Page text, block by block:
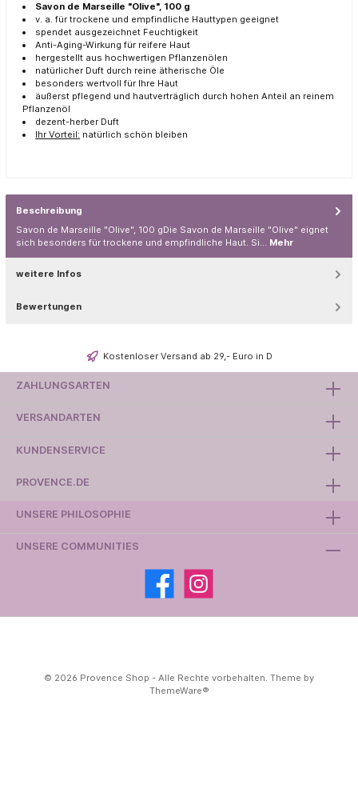
Savon de Marseille "Olive", 100 g
v. a. für trockene und empfindliche Hauttypen geeignet
spendet ausgezeichnet Feuchtigkeit
Anti-Aging-Wirkung für reifere Haut
hergestellt aus hochwertigen Pflanzenölen
natürlicher Duft durch reine ätherische Öle
besonders wertvoll für Ihre Haut
äußerst pflegend und hautverträglich durch hohen Anteil an reinem
Pflanzenöl
dezent-herber Duft
Ihr Vorteil: natürlich schön bleiben
Beschreibung
Savon de Marseille "Olive", 100 gDie Savon de Marseille "Olive" eignet
sich besonders für trockene und empfindliche Haut. Si… Mehr
weitere Infos
Bewertungen
Kostenloser Versand ab 29,- Euro in D
KUNDENSERVICE
PROVENCE.DE
ZAHLUNGSARTEN
VERSANDARTEN
UNSERE PHILOSOPHIE
UNSERE COMMUNITIES
© 2026 Provence Shop - Alle Rechte vorbehalten. Theme by
ThemeWare®